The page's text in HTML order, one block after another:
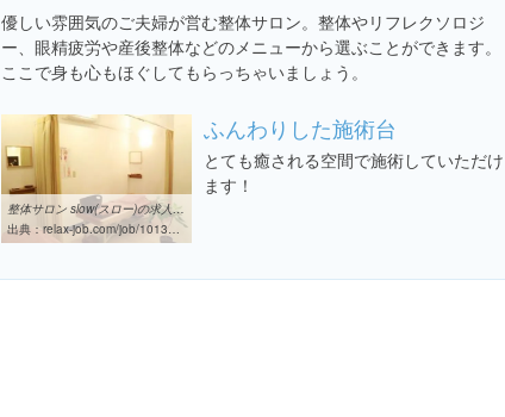
優しい雰囲気のご夫婦が営む整体サロン。整体やリフレクソロジ
ー、眼精疲労や産後整体などのメニューから選ぶことができます。
ここで身も心もほぐしてもらっちゃいましょう。
整体サロン slow(スロー)の求人｜リジョブ
出典： relax-job.com/job/1013488
ふんわりした施術台
とても癒される空間で施術していただけ
ます！